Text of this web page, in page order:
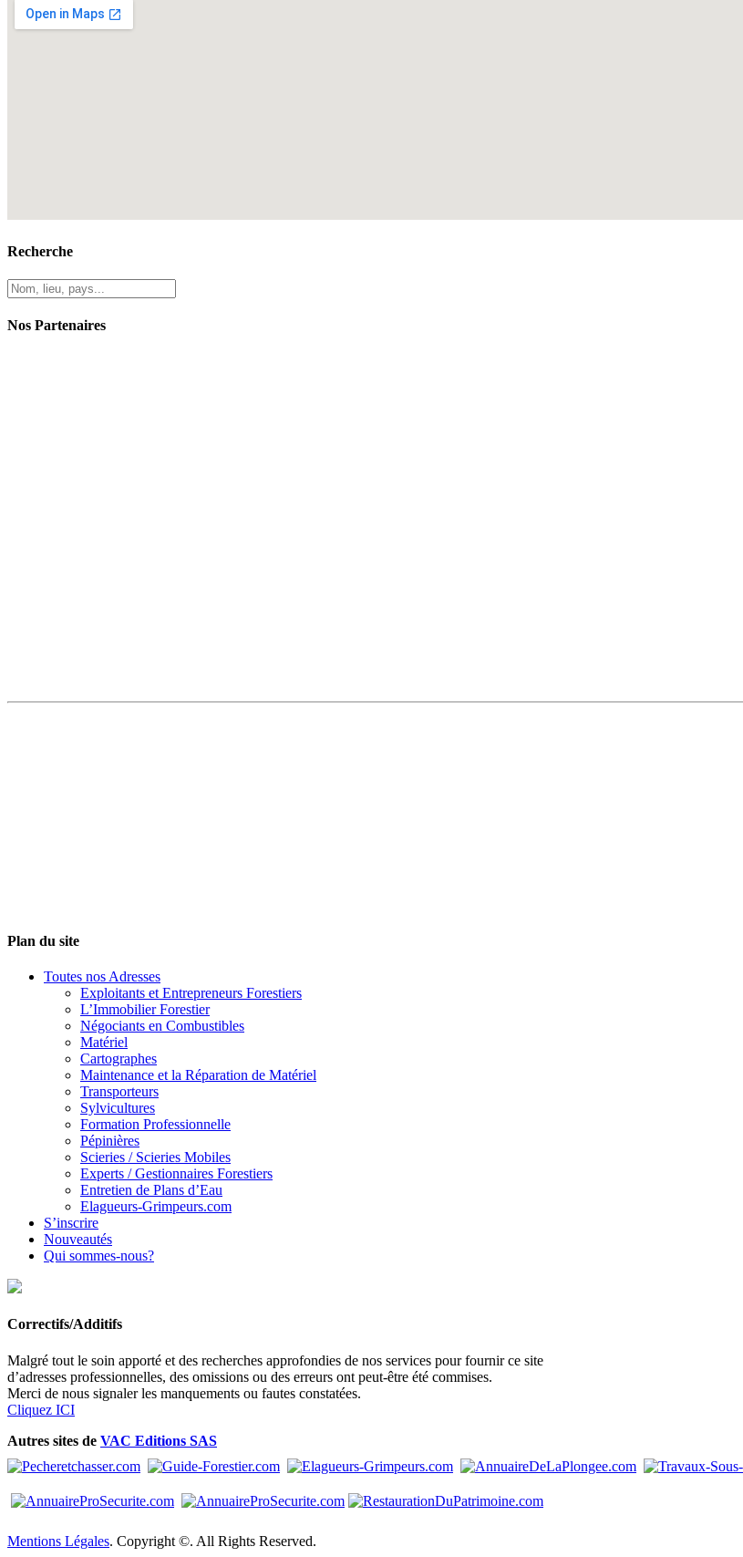
Recherche
Nos Partenaires
Plan du site
Toutes nos Adresses
Exploitants et Entrepreneurs Forestiers
L’Immobilier Forestier
Négociants en Combustibles
Matériel
Cartographes
Maintenance et la Réparation de Matériel
Transporteurs
Sylvicultures
Formation Professionnelle
Pépinières
Scieries / Scieries Mobiles
Experts / Gestionnaires Forestiers
Entretien de Plans d’Eau
Elagueurs-Grimpeurs.com
S’inscrire
Nouveautés
Qui sommes-nous?
Correctifs/Additifs
Malgré tout le soin apporté et des recherches approfondies de nos services pour fournir ce site
d’adresses professionnelles, des omissions ou des erreurs ont peut-être été commises.
Merci de nous signaler les manquements ou fautes constatées.
Cliquez ICI
Autres sites de VAC Editions SAS
Mentions Légales. Copyright ©. All Rights Reserved.